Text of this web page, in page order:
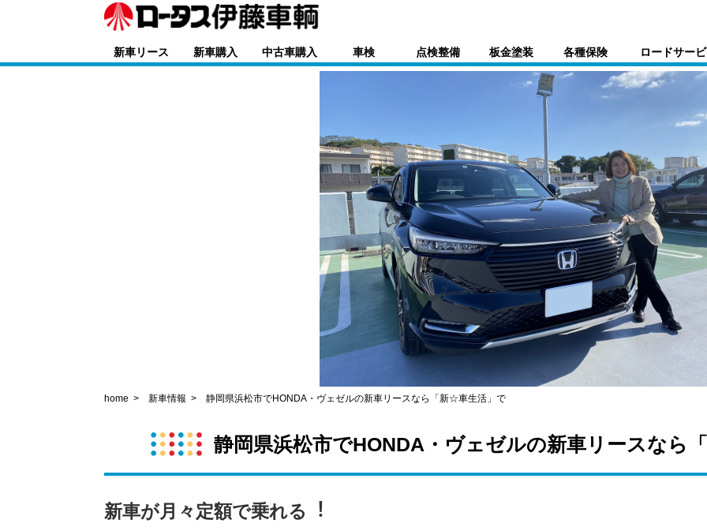
新車リース 新車購入 中古車購入 車検 点検整備 板金塗装 各種保険 ロードサー
home 新車情報 静岡県浜松市でHONDA・ヴェゼルの新車リースなら「新☆車生活」で
静岡県浜松市でHONDA・ヴェゼルの新車リースなら
新車が月々定額で乗れる︕